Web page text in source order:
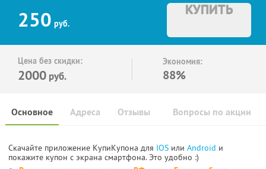
250 руб.
КУПИТЬ
Цена без скидки:
2000 руб.
Экономия:
88%
Основное Отзывы Вопросы по акции
Адреса
Скачайте приложение КупиКупона для IOS или Android и
покажите купон с экрана смартфона. Это удобно :)